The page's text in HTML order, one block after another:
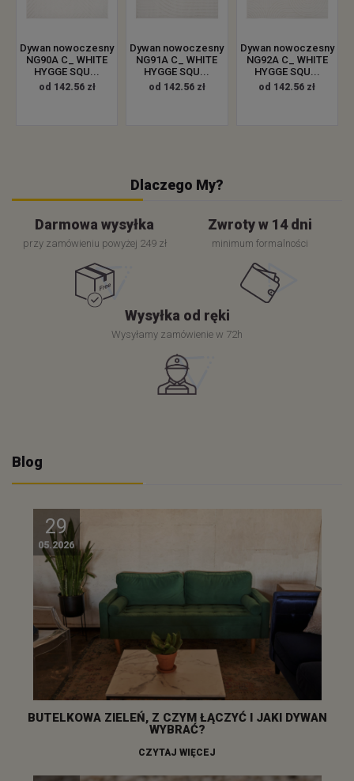
Dywan nowoczesny
NG90A C_ WHITE
HYGGE SQU...
od 142.56 zł
Dywan nowoczesny
NG91A C_ WHITE
HYGGE SQU...
od 142.56 zł
Dywan nowoczesny
NG92A C_ WHITE
HYGGE SQU...
od 142.56 zł
Dlaczego My?
Darmowa wysyłka
przy zamówieniu powyżej 249 zł
Zwroty w 14 dni
minimum formalności
Wysyłka od ręki
Wysyłamy zamówienie w 72h
Blog
29
05.2026
BUTELKOWA ZIELEŃ, Z CZYM ŁĄCZYĆ I JAKI DYWAN
WYBRAĆ?
CZYTAJ WIĘCEJ